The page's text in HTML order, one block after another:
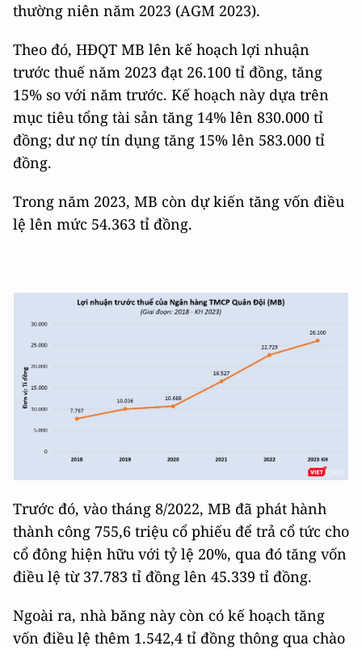
thường niên năm 2023 (AGM 2023).
Theo đó, HĐQT MB lên kế hoạch lợi nhuận
trước thuế năm 2023 đạt 26.100 tỉ đồng, tăng
15% so với năm trước. Kế hoạch này dựa trên
mục tiêu tổng tài sản tăng 14% lên 830.000 tỉ
đồng; dư nợ tín dụng tăng 15% lên 583.000 tỉ
đồng.
Trong năm 2023, MB còn dự kiến tăng vốn điều
lệ lên mức 54.363 tỉ đồng.
Trước đó, vào tháng 8/2022, MB đã phát hành
thành công 755,6 triệu cổ phiếu để trả cổ tức cho
cổ đông hiện hữu với tỷ lệ 20%, qua đó tăng vốn
điều lệ từ 37.783 tỉ đồng lên 45.339 tỉ đồng.
Ngoài ra, nhà băng này còn có kế hoạch tăng
vốn điều lệ thêm 1.542,4 tỉ đồng thông qua chào